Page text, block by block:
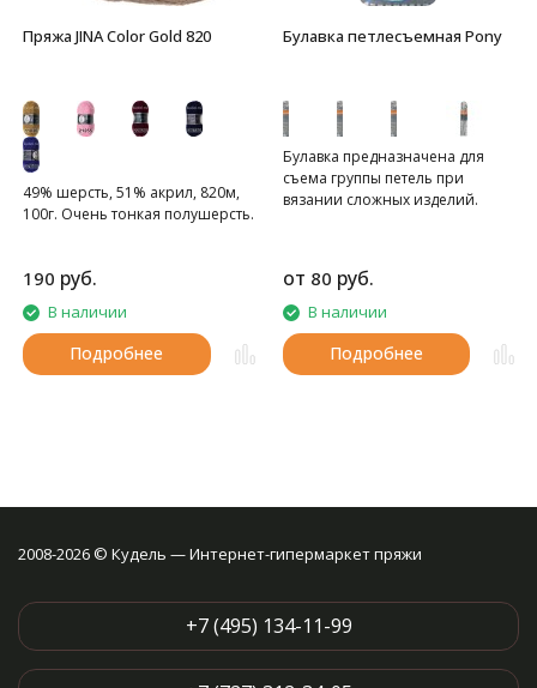
Пряжа JINA Color Gold 820
49% шерсть, 51% акрил, 820м,
100г. Очень тонкая полушерсть.
190 руб.
В наличии
Подробнее
Булавка петлесъемная Pony
Булавка предназначена для
съема группы петель при
вязании сложных изделий.
от 80 руб.
В наличии
Подробнее
2008-2026 © Кудель — Интернет-гипермаркет пряжи
+7 (495) 134-11-99